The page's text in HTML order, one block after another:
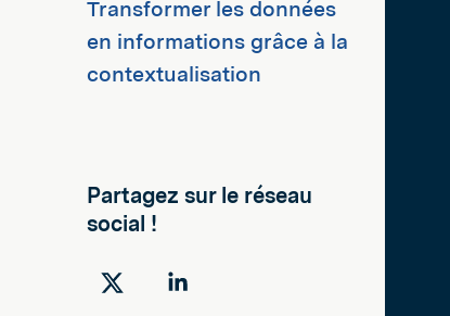
Transformer les données
en informations grâce à la
contextualisation
Partagez sur le réseau
social !
PartagerPartager